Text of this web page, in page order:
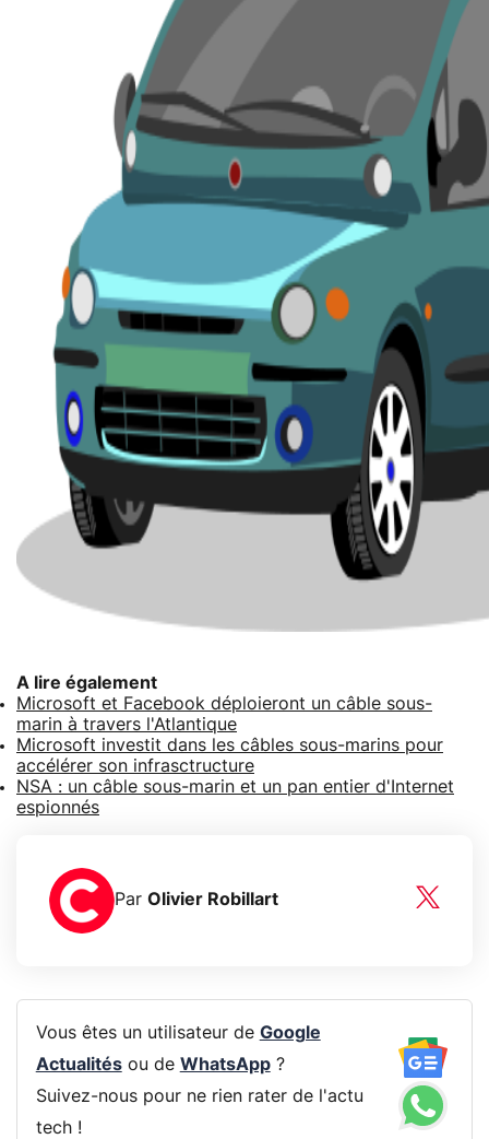
A lire également
Microsoft et Facebook déploieront un câble sous-
marin à travers l'Atlantique
Microsoft investit dans les câbles sous-marins pour
accélérer son infrasctructure
NSA : un câble sous-marin et un pan entier d'Internet
espionnés
Par Olivier Robillart
Vous êtes un utilisateur de Google
Actualitésou de WhatsApp?
Suivez-nous pour ne rien rater de l'actu
tech !